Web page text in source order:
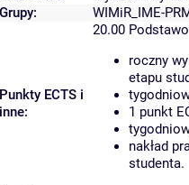
Grupy:
WIMiR_IME-
Punkty ECTS i
inne:
20.00
roczny
etapu
1 punkt
nakład
studenta.